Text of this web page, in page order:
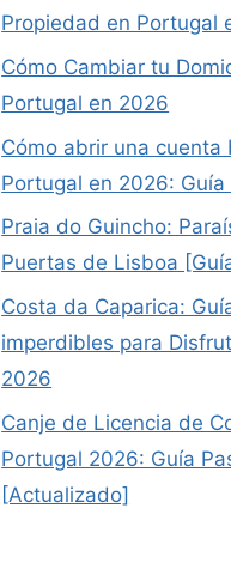
Propiedad en Portugal
Cómo Cambiar tu
Portugal en 2026
Cómo abrir una cuenta
Portugal en 2026:
Praia do Guincho:
Puertas de Lisboa
Costa da Caparica:
imperdibles para
2026
Canje de Licencia de
Portugal 2026: Guía
[Actualizado]